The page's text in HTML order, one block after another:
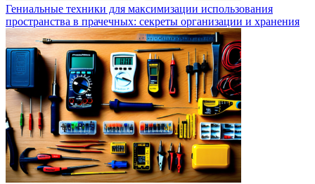
Гениальные техники для максимизации использования
пространства в прачечных: секреты организации и хранения